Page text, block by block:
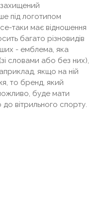
під логотипом
таки має відношення
багато різновидів
- емблема, яка
словами або без них),
якщо на ній
то бренд, який
буде мати
вітрильного спорту.